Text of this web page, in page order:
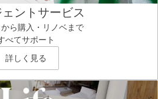
ントサービス
ら購入・リノベまで
べてサポート
詳しく見る